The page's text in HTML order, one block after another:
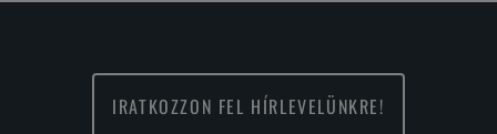
IRATKOZZON FEL HÍRLEVELÜNKRE!